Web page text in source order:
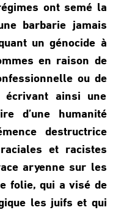
ont semé la
barbarie jamais
un génocide à
en raison de
ou de
écrivant ainsi une
d’une humanité
destructrice
et racistes
aryenne sur les
folie, qui a visé de
les juifs et qui